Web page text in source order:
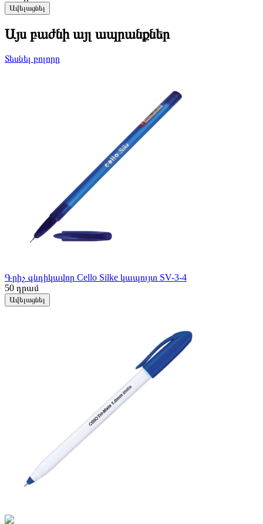
Ավելացնել
Այս բաժնի այլ ապրանքներ
Տեսնել բոլորը
Գրիչ գնդիկավոր Cello Silke կապույտ SV-3-4
50 դրամ
Ավելացնել